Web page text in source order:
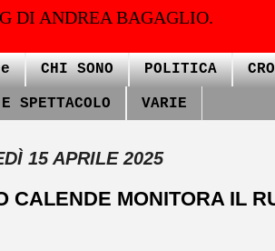
DI ANDREA BAGAGLIO.
CHI SONO POLITICA
SPETTACOLO VARIE
15 APRILE 2025
CALENDE MONITORA IL